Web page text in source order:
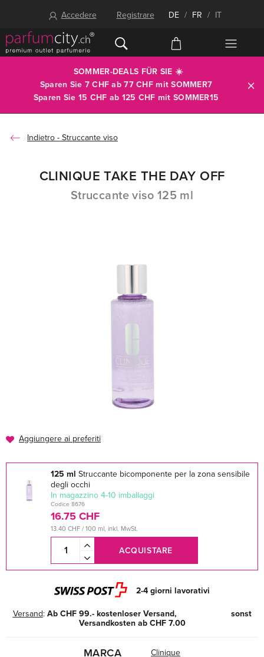
Accedere Registrare DE / FR / IT
SOMMER-DEALS FÜR SIE ☀️
Sparen Sie 7 CHF ab 77 CHF mitSOMMER7
Sparen Sie 15 CHF ab 125 CHF mit SOMMER15
Struccante viso
CLINIQUE TAKE THE DAY OFF
Struccante viso 125 ml
Aggiungere ai preferiti
125 ml Struccante bicomponente per la zona sensibile
degli occhi
In magazzino 4-10 imballaggi
Codice 8676
16.75 CHF
13.40 CHF / 100 ml, inkl. MwSt.
ACQUISTARE
2-4 giorni lavorativi
Versand: Ab CHF 99.- kostenloser Versand, sonst
Versandkosten ab CHF 7.00
MARCA Clinique